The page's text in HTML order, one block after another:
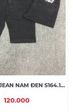
QUẦN SỌT JEAN NAM ĐEN S164.120
120.000